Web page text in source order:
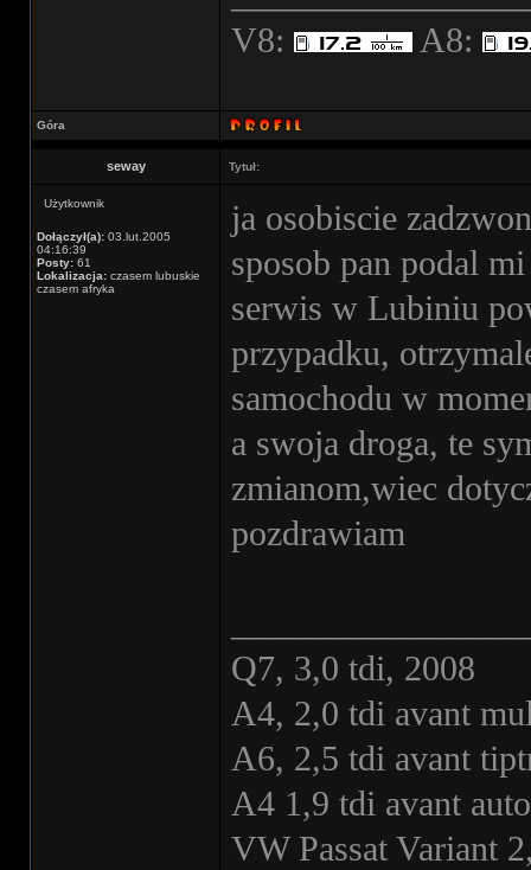
V8:
A8:
Góra
seway Tytuł:
Użytkownik
Dołączył(a): 03.lut.2005
04:16:39
Posty: 61
Lokalizacja: czasem lubuskie
czasem afryka
ja osobiscie
sposob pan podal
serwis w Lubiniu
przypadku,
samochodu w
a swoja droga, te
zmianom,wiec
pozdrawiam
Q7, 3,0 tdi, 2008
A4, 2,0 tdi avant
A6, 2,5 tdi avant
A4 1,9 tdi avant
VW Passat Variant